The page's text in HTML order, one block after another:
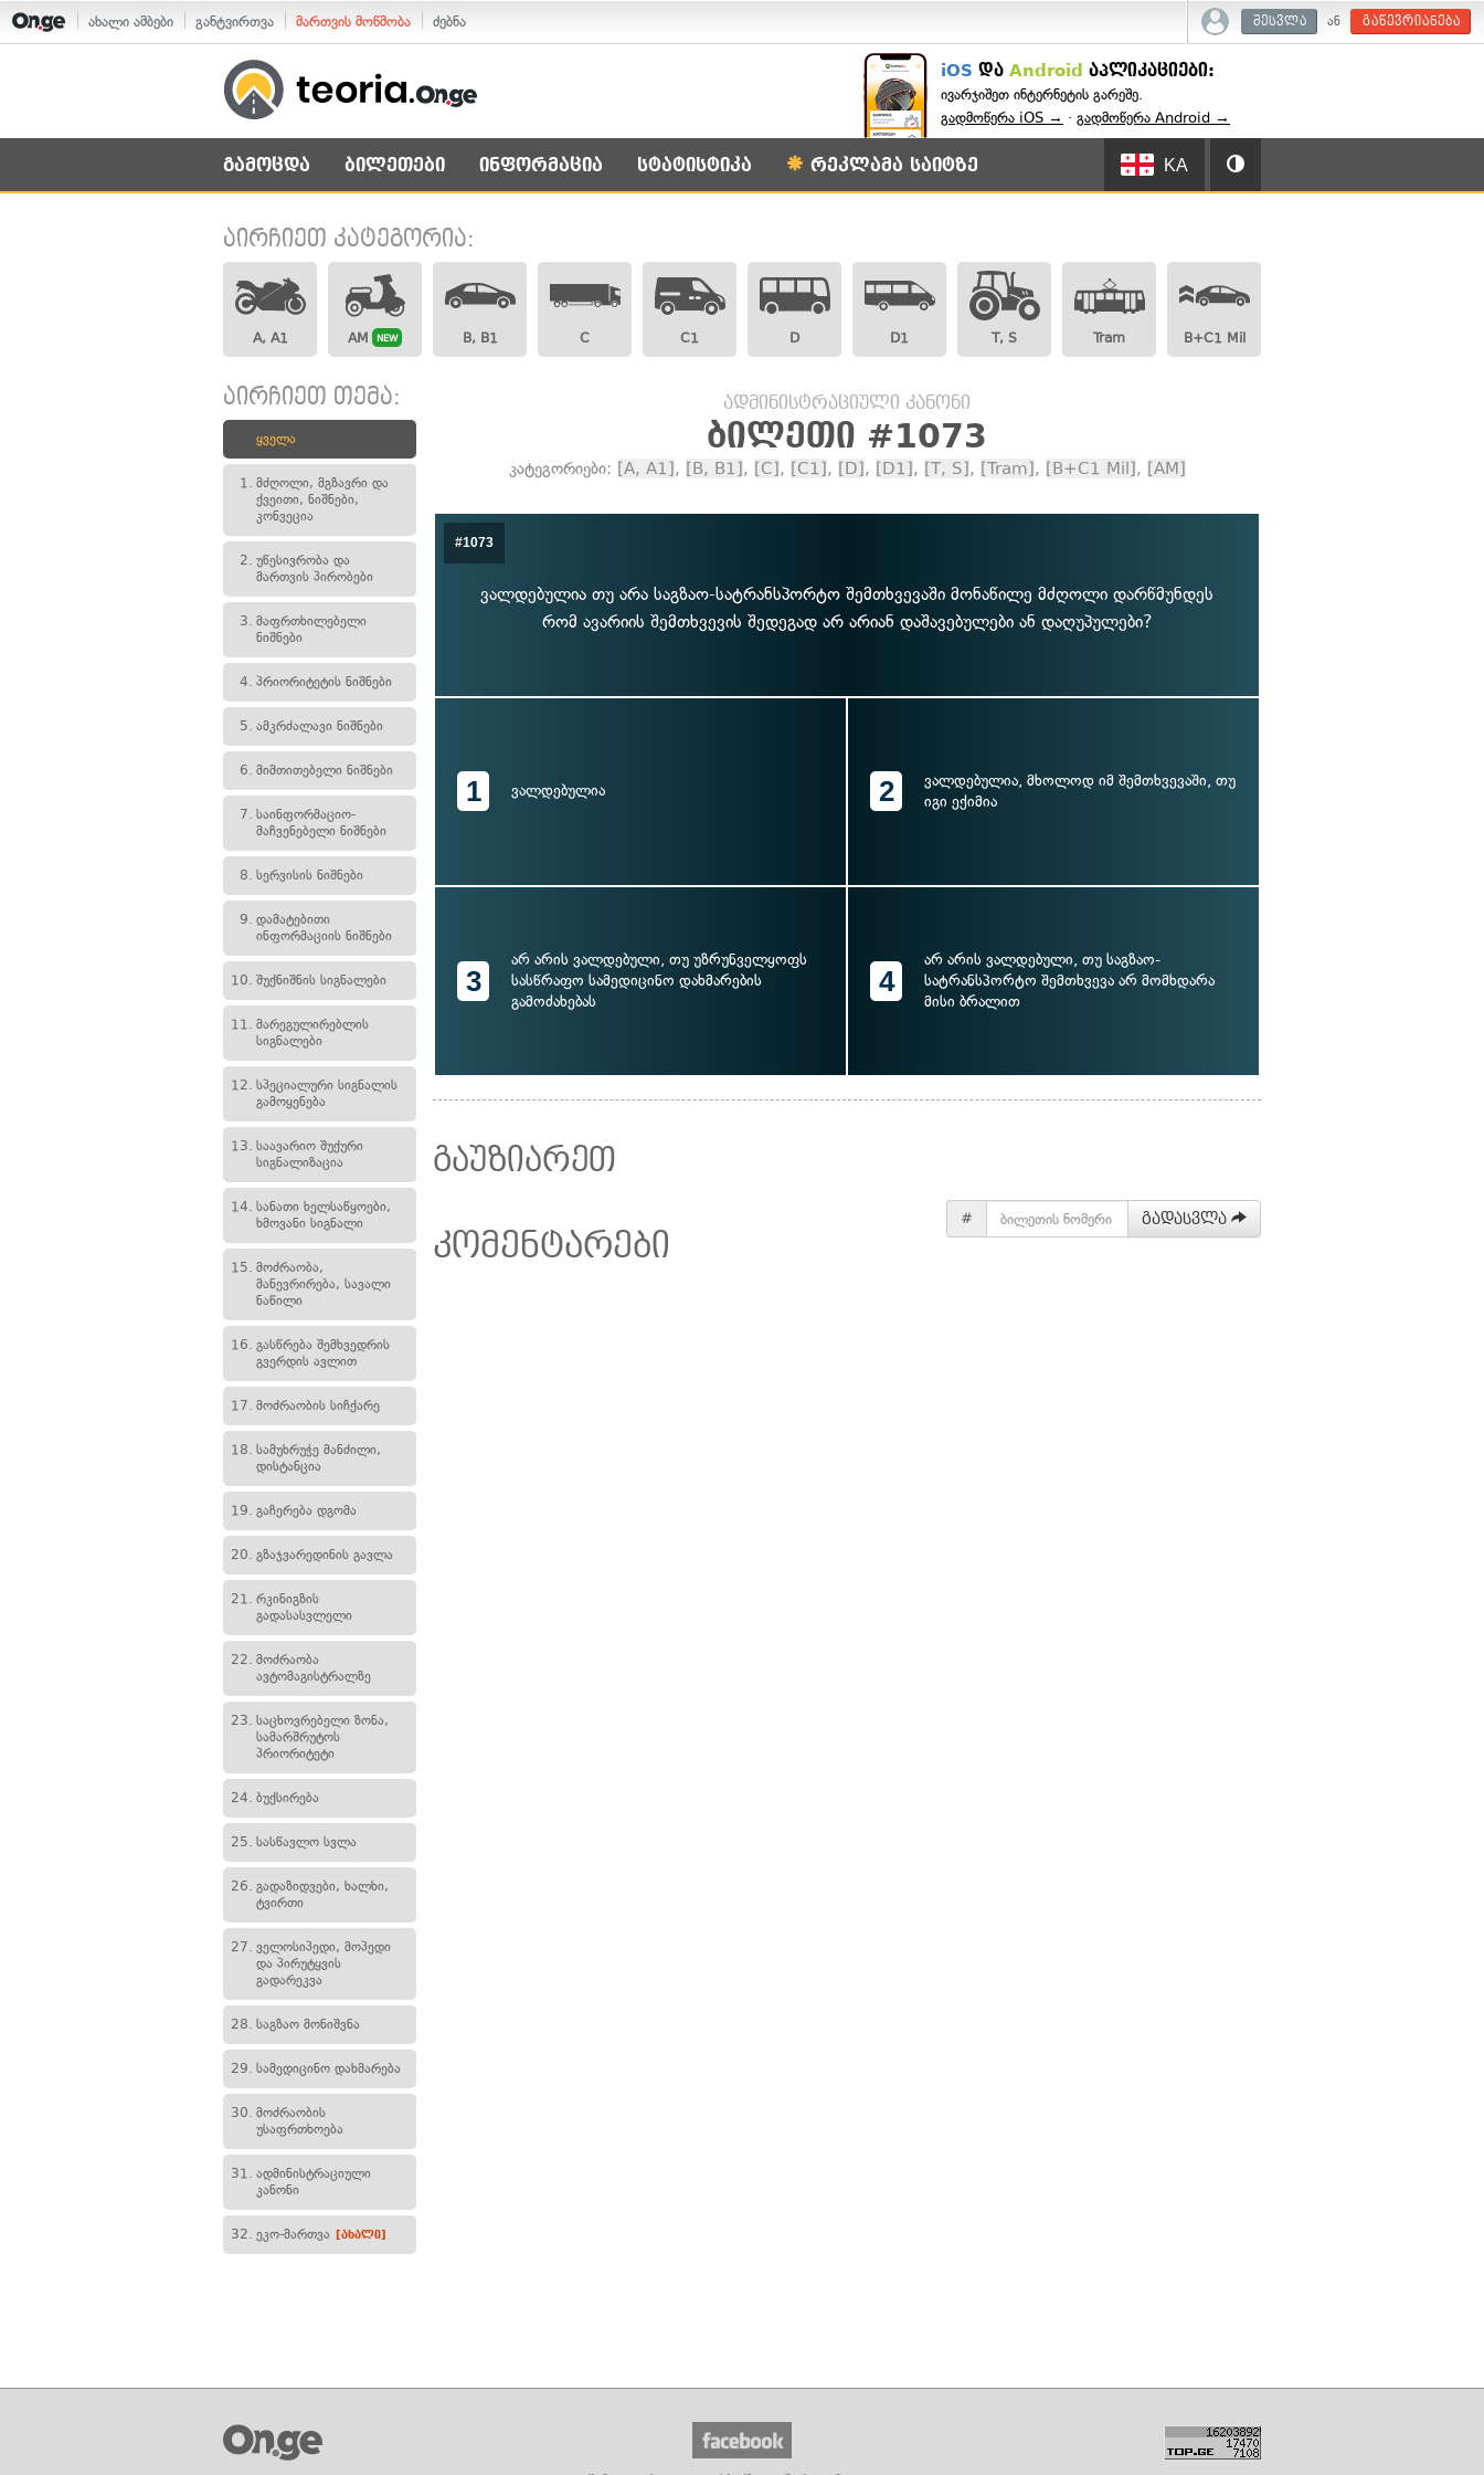
ახალი ამბები განტვირთვა მართვის მოწმობა ძებნა შესვლა ან გაწევრიანება
iOS და Android აპლიკაციები:
ივარჯიშეთ ინტერნეტის გარეშე.
გადმოწერა iOS → · გადმოწერა Android →
გამოცდა ბილეთები ინფორმაცია სტატისტიკა რეკლამა საიტზე KA
აირჩიეთ კატეგორია:
A, A1 AM NEW B, B1 C C1 D D1 T, S Tram B+C1 Mil
აირჩიეთ თემა:
ყველა
1. მძღოლი, მგზავრი და
ქვეითი, ნიშნები,
კონვეცია
2. უწესივრობა და
მართვის პირობები
3. მაფრთხილებელი
ნიშნები
4. პრიორიტეტის ნიშნები
5. ამკრძალავი ნიშნები
6. მიმთითებელი ნიშნები
7. საინფორმაციო-
მაჩვენებელი ნიშნები
8. სერვისის ნიშნები
9. დამატებითი
ინფორმაციის ნიშნები
10. შუქნიშნის სიგნალები
11. მარეგულირებლის
სიგნალები
12. სპეციალური სიგნალის
გამოყენება
13. საავარიო შუქური
სიგნალიზაცია
14. სანათი ხელსაწყოები,
ხმოვანი სიგნალი
15. მოძრაობა,
მანევრირება, სავალი
ნაწილი
16. გასწრება შემხვედრის
გვერდის ავლით
17. მოძრაობის სიჩქარე
18. სამუხრუჭე მანძილი,
დისტანცია
19. გაჩერება დგომა
20. გზაჯვარედინის გავლა
21. რკინიგზის
გადასასვლელი
22. მოძრაობა
ავტომაგისტრალზე
23. საცხოვრებელი ზონა,
სამარშრუტოს
პრიორიტეტი
24. ბუქსირება
25. სასწავლო სვლა
26. გადაზიდვები, ხალხი,
ტვირთი
27. ველოსიპედი, მოპედი
და პირუტყვის
გადარეკვა
28. საგზაო მონიშვნა
29. სამედიცინო დახმარება
30. მოძრაობის
უსაფრთხოება
31. ადმინისტრაციული
კანონი
32. ეკო-მართვა [ახალი]
ადმინისტრაციული კანონი
ბილეთი #1073
კატეგორიები: [A, A1], [B, B1], [C], [C1], [D], [D1], [T, S], [Tram], [B+C1 Mil], [AM]
#1073
ვალდებულია თუ არა საგზაო-სატრანსპორტო შემთხვევაში მონაწილე მძღოლი დარწმუნდეს
რომ ავარიის შემთხვევის შედეგად არ არიან დაშავებულები ან დაღუპულები?
1 ვალდებულია 2
ვალდებულია, მხოლოდ იმ შემთხვევაში, თუ
იგი ექიმია
3
არ არის ვალდებული, თუ უზრუნველყოფს
სასწრაფო სამედიცინო დახმარების
გამოძახებას
4
არ არის ვალდებული, თუ საგზაო-
სატრანსპორტო შემთხვევა არ მომხდარა
მისი ბრალით
# გადასვლა
გაუზიარეთ
კომენტარები